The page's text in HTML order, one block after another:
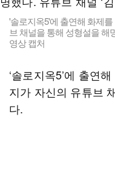
'솔로지옥5'에 출연해 화제
브 채널을 통해 성형설을 해
영상 캡처
‘솔로지옥5’에 출연
지가 자신의 유튜브
다.